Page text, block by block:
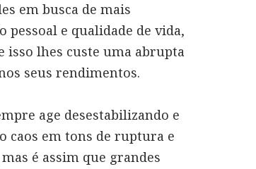
em busca de mais
pessoal e qualidade de vida,
isso lhes custe uma abrupta
seus rendimentos.
age desestabilizando e
caos em tons de ruptura e
é assim que grandes